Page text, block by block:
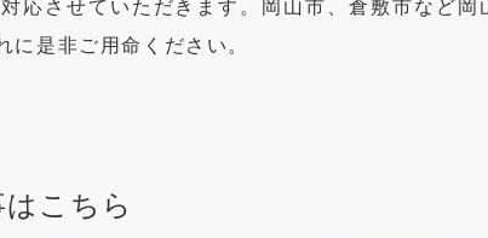
応させていただきます。岡山市、倉敷市など岡
是非ご用命ください。
こちら